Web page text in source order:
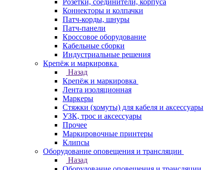
Розетки, соединители, корпуса
Коннекторы и колпачки
Патч-корды, шнуры
Патч-панели
Кроссовое оборудование
Кабельные сборки
Индустриальные решения
Крепёж и маркировка
Назад
Крепёж и маркировка
Лента изоляционная
Маркеры
Стяжки (хомуты) для кабеля и аксессуары
УЗК, трос и аксессуары
Прочее
Маркировочные принтеры
Клипсы
Оборудование оповещения и трансляции
Назад